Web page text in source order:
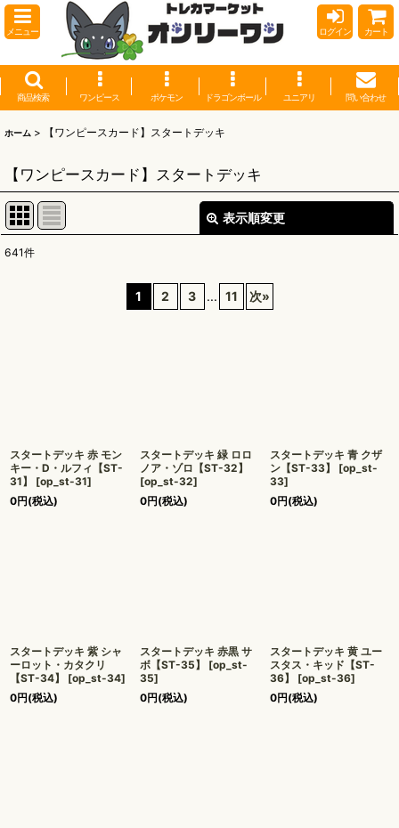
メニュー ログイン カート
商品検索 ワンピース ポケモン ドラゴンボール ユニアリ 問い合わせ
ホーム > 【ワンピースカード】スタートデッキ
【ワンピースカード】スタートデッキ
表示順変更
641件
1 2 3 ... 11 次»
スタートデッキ 赤 モン
キー・D・ルフィ【ST-
31】
[op_st-31]
0円(税込)
スタートデッキ 緑 ロロ
ノア・ゾロ【ST-32】
[op_st-32]
0円(税込)
スタートデッキ 青 クザ
ン【ST-33】
[op_st-
33]
0円(税込)
スタートデッキ 紫 シャ
ーロット・カタクリ
【ST-34】
[op_st-34]
0円(税込)
スタートデッキ 赤黒 サ
ボ【ST-35】
[op_st-
35]
0円(税込)
スタートデッキ 黄 ユー
スタス・キッド【ST-
36】
[op_st-36]
0円(税込)